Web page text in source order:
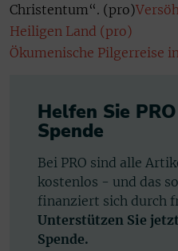
Christentum“. (pro)
Heiligen Land (pro)
Ökumenische Pilgerreise
Helfen Sie
Spende
Bei PRO sind alle
kostenlos - und das
finanziert sich durch
Unterstützen Sie
Spende.